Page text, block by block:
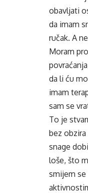
obavljati
da imam
ručak. A
Moram
povraćanja
da li ću
imam
sam se
To je
bez
snage
loše, što
smijem